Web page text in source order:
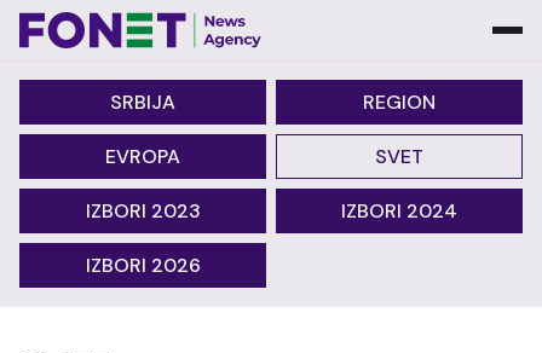
SRBIJA REGION
EVROPA SVET
IZBORI 2023 IZBORI 2024
IZBORI 2026